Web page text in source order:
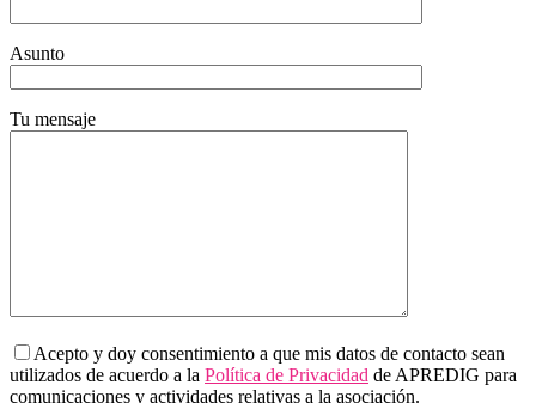
Asunto
Tu mensaje
Acepto y doy consentimiento a que mis datos de contacto sean
utilizados de acuerdo a la Política de Privacidad de APREDIG para
comunicaciones y actividades relativas a la asociación.